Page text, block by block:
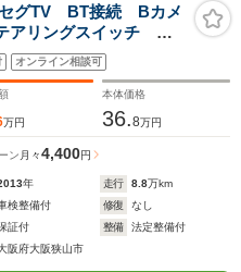
グTV BT接続 Bカメ
リングスイッチ オ
ドライト スマート
オンライン相談可
万円
本体価格
36.8万円
ン 月々4,400円
年 走行 8.8万km
検整備付 修復
なし
証付 整備
法定整備付
阪府大阪狭山市